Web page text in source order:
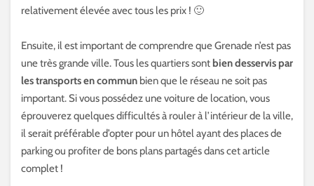
relativement élevée avec tous les prix ! 🙂
Ensuite, il est important de comprendre que Grenade n’est pas
une très grande ville. Tous les quartiers sont bien desservis par
les transports en commun bien que le réseau ne soit pas
important. Si vous possédez une voiture de location, vous
éprouverez quelques difficultés à rouler à l’intérieur de la ville,
il serait préférable d’opter pour un hôtel ayant des places de
parking ou profiter de bons plans partagés dans cet article
complet !